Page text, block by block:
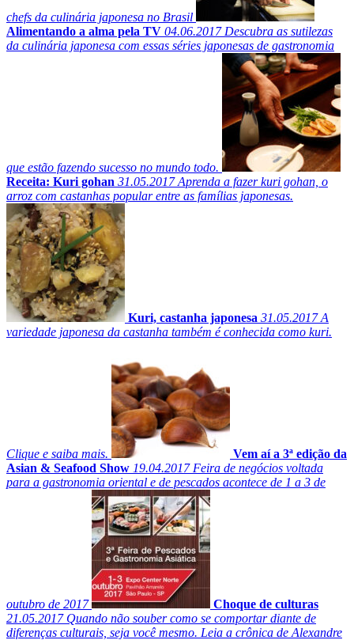
chefs da culinária japonesa no Brasil
Alimentando a alma pela TV 04.06.2017Descubra as sutilezas
da culinária japonesa com essas séries japonesas de gastronomia
que estão fazendo sucesso no mundo todo.
Receita: Kuri gohan 31.05.2017Aprenda a fazer kuri gohan, o
arroz com castanhas popular entre as famílias japonesas.
Kuri, castanha japonesa 31.05.2017A
variedade japonesa da castanha também é conhecida como kuri.
Clique e saiba mais.
Vem aí a 3ª edição da
Asian & Seafood Show 19.04.2017Feira de negócios voltada
para a gastronomia oriental e de pescados acontece de 1 a 3 de
outubro de 2017
Choque de culturas
21.05.2017Quando não souber como se comportar diante de
diferenças culturais, seja você mesmo. Leia a crônica de Alexandre